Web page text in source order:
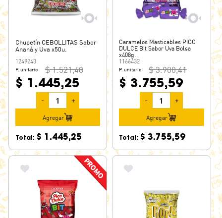
Chupetín CEBOLLITAS Sabor
Ananá y Uva x50u.
1249243
P. unitario $ 1.521,48
$ 1.445,25
- +
Agregar
Total: $ 1.445,25
Caramelos Masticables PICO
DULCE Bit Sabor Uva Bolsa
x408g.
1166432
P. unitario $ 3.900,41
$ 3.755,59
- +
Agregar
Total: $ 3.755,59